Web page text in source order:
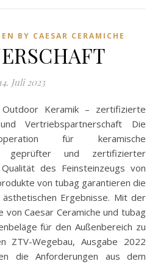
BY CAESAR CERAMICHE
Juli 2023
Vertriebspartnerschaft Die
für keramische
geprüfter und zertifizierter
des Feinsteinzeugs von
von tubag garantieren die
Ergebnisse. Mit der
von Caesar Ceramiche und tubag
für den Außenbereich zu
ZTV-Wegebau, Ausgabe 2022
die Anforderungen aus dem